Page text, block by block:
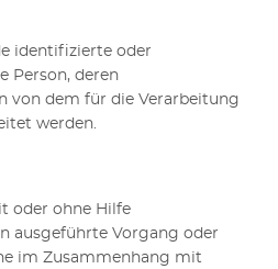
identifizierte oder
Person, deren
von dem für die Verarbeitung
werden.
oder ohne Hilfe
ausgeführte Vorgang oder
im Zusammenhang mit